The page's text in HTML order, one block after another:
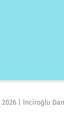
2026 | İnciroğlu